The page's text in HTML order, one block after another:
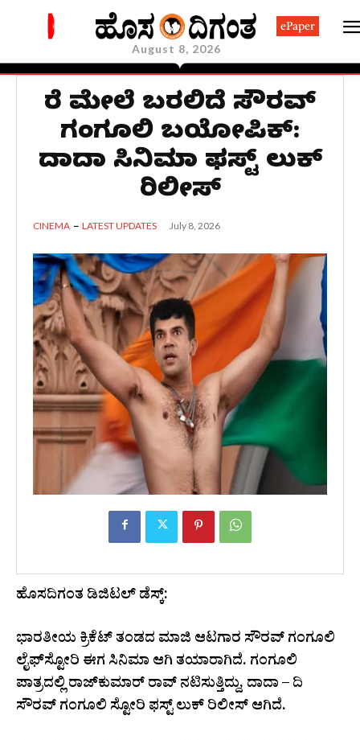
August 8, 2026
ePaper
ತೆರೆ ಮೇಲೆ ಬರಲಿದೆ ಸೌರವ್‌
ಗಂಗೂಲಿ ಬಯೋಪಿಕ್‌:
ದಾದಾ ಸಿನಿಮಾ ಫಸ್ಟ್‌ ಲುಕ್‌
ರಿಲೀಸ್‌
CINEMA LATEST UPDATES July 8, 2026
ಹೊಸದಿಗಂತ ಡಿಜಿಟಲ್‌ ಡೆಸ್ಕ್‌:
ಭಾರತೀಯ ಕ್ರಿಕೆಟ್‌ ತಂಡದ ಮಾಜಿ ಆಟಗಾರ ಸೌರವ್‌ ಗಂಗೂಲಿ
ಲೈಫ್‌ಸ್ಟೋರಿ ಈಗ ಸಿನಿಮಾ ಆಗಿ ತಯಾರಾಗಿದೆ. ಗಂಗೂಲಿ
ಪಾತ್ರದಲ್ಲಿ ರಾಜ್‌ಕುಮಾರ್‌ ರಾವ್‌ ನಟಿಸುತ್ತಿದ್ದು, ದಾದಾ – ದಿ
ಸೌರವ್ ಗಂಗೂಲಿ ಸ್ಟೋರಿ ಫಸ್ಟ್‌ ಲುಕ್‌ ರಿಲೀಸ್‌ ಆಗಿದೆ.